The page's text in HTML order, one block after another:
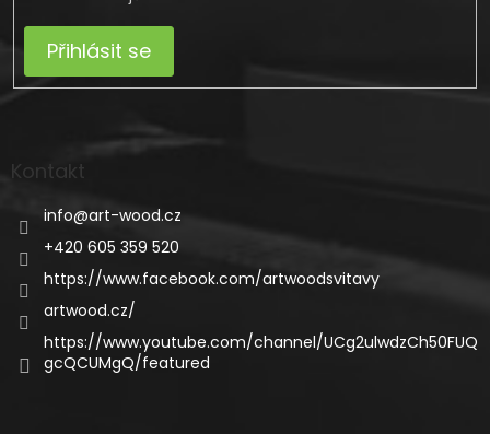
Přihlásit se
Kontakt
info@art-wood.cz
+420 605 359 520
https://www.facebook.com/artwoodsvitavy
artwood.cz/
https://www.youtube.com/channel/UCg2ulwdzCh50FUQ
gcQCUMgQ/featured